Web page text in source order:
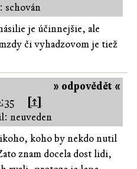
schován
je účinnejšie, ale
či vyhadzovom je tiež
» odpovědět «
[↑]
neuveden
koho by nekdo nutil
znam docela dost lidi,